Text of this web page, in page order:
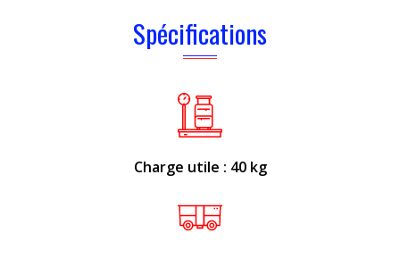
Spécifications
Charge utile : 40 kg